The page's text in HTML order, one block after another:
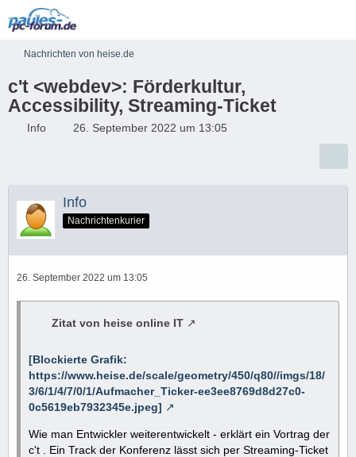
Nachrichten von heise.de
c't <webdev>: Förderkultur,
Accessibility, Streaming-Ticket
Info 26. September 2022 um 13:05
Info
Nachrichtenkurier
26. September 2022 um 13:05
Zitat von heise online IT
[Blockierte Grafik:
https://www.heise.de/scale/geometry/450/q80//imgs/18/
3/6/1/4/7/0/1/Aufmacher_Ticker-ee3ee8769d8d27c0-
0c5619eb7932345e.jpeg]
Wie man Entwickler weiterentwickelt - erklärt ein Vortrag der
c't . Ein Track der Konferenz lässt sich per Streaming-Ticket